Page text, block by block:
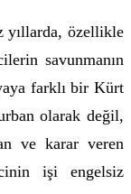
yıllarda, özellikle
savunmanın
farklı bir Kürt
olarak değil,
ve karar veren
işi engelsiz